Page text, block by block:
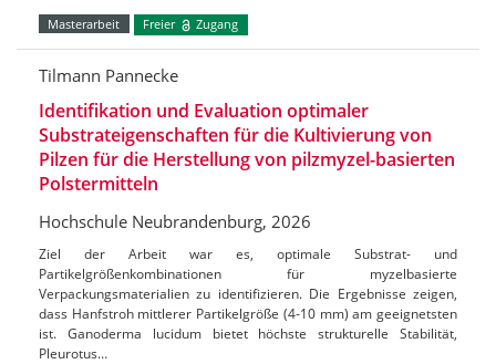
Masterarbeit Freier Zugang
Tilmann Pannecke
Identifikation und Evaluation optimaler
Substrateigenschaften für die Kultivierung von
Pilzen für die Herstellung von pilzmyzel-basierten
Polstermitteln
Hochschule Neubrandenburg, 2026
Ziel der Arbeit war es, optimale Substrat- und
Partikelgrößenkombinationen für myzelbasierte
Verpackungsmaterialien zu identifizieren. Die Ergebnisse zeigen,
dass Hanfstroh mittlerer Partikelgröße (4-10 mm) am geeignetsten
ist. Ganoderma lucidum bietet höchste strukturelle Stabilität,
Pleurotus…